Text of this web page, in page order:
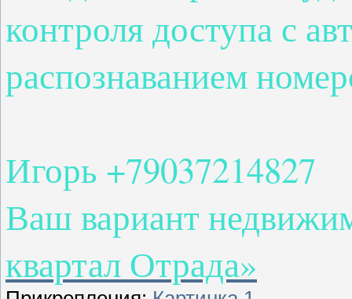
контроля доступа с
распознаванием
Игорь +79037214827
Ваш вариант
квартал Отрада»